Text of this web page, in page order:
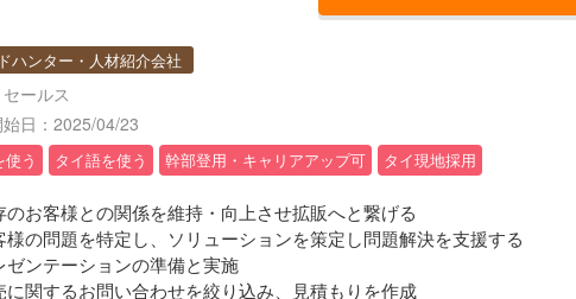
ハンター・人材紹介会社
ールス
日：2025/04/23
う タイ語を使う 幹部登用・キャリアアップ可 タイ現地採用
のお客様との関係を維持・向上させ拡販へと繋げる
様の問題を特定し、ソリューションを策定し問題解決を支援する
ゼンテーションの準備と実施
に関するお問い合わせを絞り込み、見積もりを作成